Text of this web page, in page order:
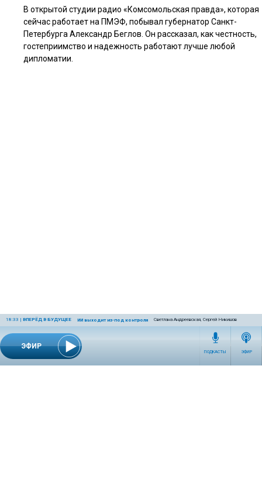
ЭФИР
18:33 | ВПЕРЁД В БУДУЩЕЕ ИИ выходит из-под контроля Светлана Андреевская, Сергей Никишов
ПОДКАСТЫ ЭФИР
В открытой студии радио «Комсомольская правда», которая
сейчас работает на ПМЭФ, побывал губернатор Санкт-
Петербурга Александр Беглов. Он рассказал, как честность,
гостеприимство и надежность работают лучше любой
дипломатии.